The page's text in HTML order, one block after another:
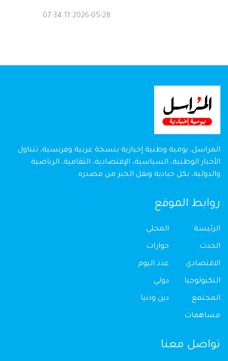
2026-05-28 07:34:11
المراسل، يومية وطنية إخبارية بنسخة عربية وفرنسية، تتناول
الأخبار الوطنية، السياسية، الإقتصادية، الثقافية، الرياضية
والدولية، بكل حيادية ونقل الخبر من مصدره.
روابط الموقع
الرئيسة
الحدث
الاقتصادي
التكنولوجيا
المجتمع
مساهمات
المحلي
حوارات
عدد اليوم
دولي
دين ودنيا
تواصل معنا